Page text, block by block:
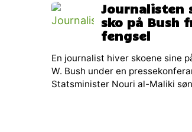
Journalisten
sko på Bush
fengsel
En journalist hiver skoene sine
W. Bush under en
Statsminister Nouri al-Maliki